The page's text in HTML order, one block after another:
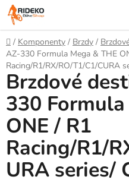
Přejít
na
obsah
Domů
/ Komponenty / Brzdy /
AZ-330 Formula Mega & THE
Racing/R1/RX/RO/T1/C1/CURA
Brzdové
330
ONE / R1
Racing/R1/
URA series/